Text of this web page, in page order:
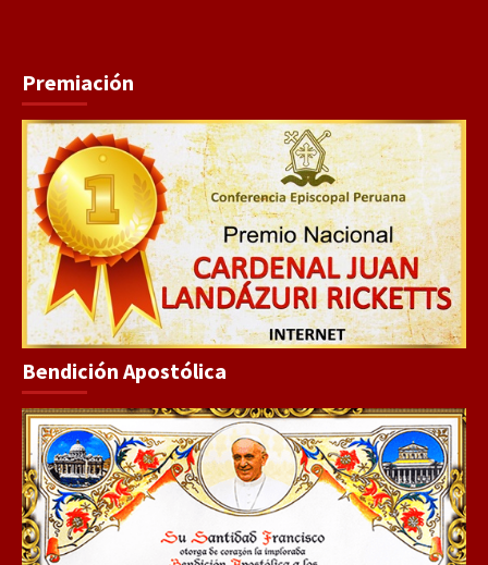
Premiación
Bendición Apostólica